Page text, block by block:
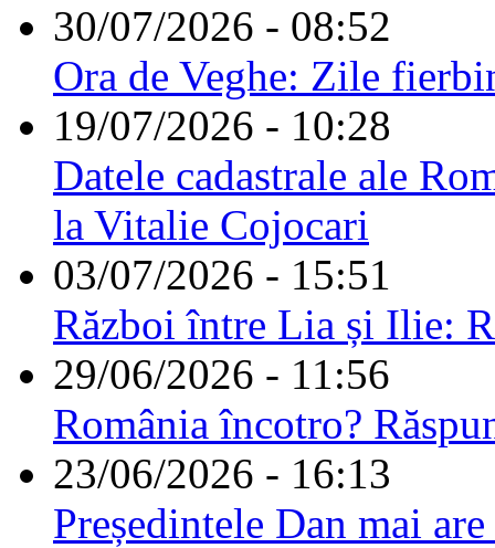
30/07/2026 - 08:52
Ora de Veghe: Zile
19/07/2026 - 10:28
Datele cadastrale ale
la Vitalie Cojocari
03/07/2026 - 15:51
Război între Lia și Ilie:
29/06/2026 - 11:56
România încotro?
23/06/2026 - 16:13
Președintele Dan mai